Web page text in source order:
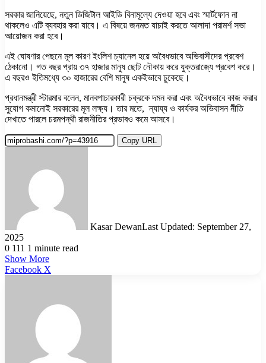
সরকার জানিয়েছে, নতুন ডিজিটাল আইডি বিনামূল্যে দেওয়া হবে এবং স্মার্টফোন না
থাকলেও এটি ব্যবহার করা যাবে। এ বিষয়ে জনমত যাচাই করতে আলাদা পরামর্শ সভা
আয়োজন করা হবে।
এই ঘোষণার পেছনে মূল কারণ ইংলিশ চ্যানেল হয়ে অবৈধভাবে অভিবাসীদের প্রবেশ
ঠেকানো। গত বছর প্রায় ৩৭ হাজার মানুষ ছোট নৌকায় করে যুক্তরাজ্যে প্রবেশ করে।
এ বছরও ইতিমধ্যে ৩০ হাজারের বেশি মানুষ একইভাবে ঢুকেছে।
প্রধানমন্ত্রী স্টারমার বলেন, মানবপাচারকারী চক্রকে দমন করা এবং অবৈধভাবে কাজ করার
সুযোগ কমানোই সরকারের মূল লক্ষ্য। তার মতে, ন্যায্য ও কার্যকর অভিবাসন নীতি
দেখাতে পারলে চরমপন্থী রাজনীতির প্রভাবও কমে আসবে।
Copy URL
Kasar DewanLast Updated: September 27,
2025
0 111 1 minute read
Show More
Facebook X